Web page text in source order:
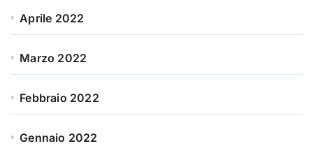
Aprile 2022
Marzo 2022
Febbraio 2022
Gennaio 2022